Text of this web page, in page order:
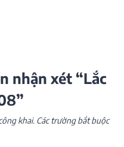
nhận xét “Lắc
khai. Các trường bắt buộc